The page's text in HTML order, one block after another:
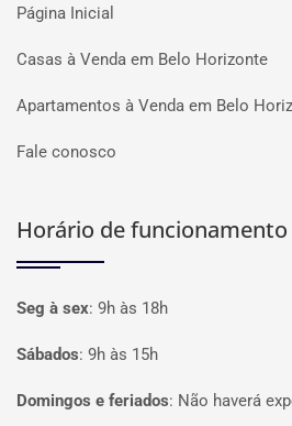
Página Inicial
Casas à Venda em Belo Horizonte
Apartamentos à Venda em Belo
Fale conosco
Horário de funcionamento
Seg à sex: 9h às 18h
Sábados: 9h às 15h
Domingos e feriados: Não haverá